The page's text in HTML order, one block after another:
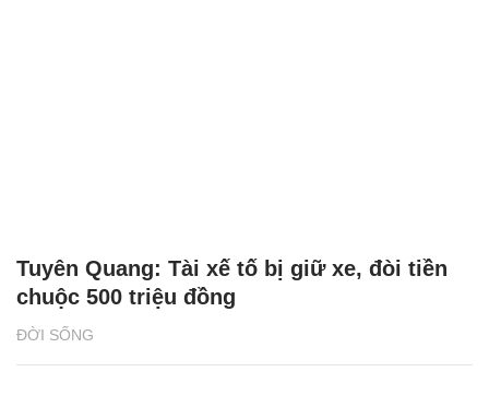
ĐỜI SỐNG
Tuyên Quang: Tài xế tố bị giữ xe, đòi tiền
chuộc 500 triệu đồng